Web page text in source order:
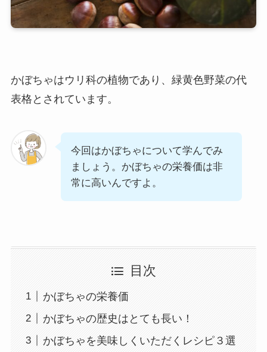
かぼちゃはウリ科の植物であり、緑黄色野菜の代
表格とされています。
今回はかぼちゃについて学んでみ
ましょう。かぼちゃの栄養価は非
常に高いんですよ。
目次
かぼちゃの栄養価
かぼちゃの歴史はとても長い！
かぼちゃを美味しくいただくレシピ３選